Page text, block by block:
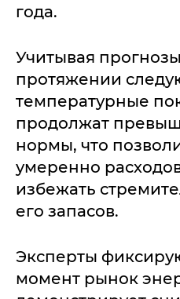
года.
Учитывая
протяжении
температурные
продолжат
нормы, что
умеренно
избежать
его запасов.
Эксперты
момент рынок